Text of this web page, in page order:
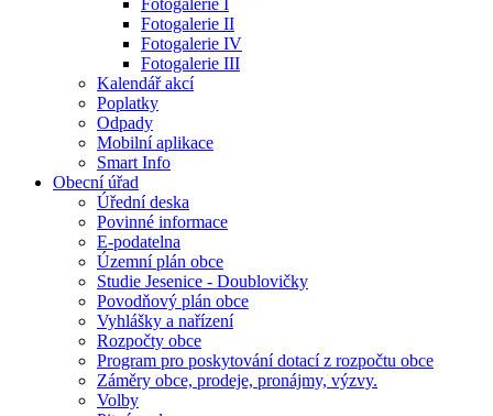
Fotogalerie I
Fotogalerie II
Fotogalerie IV
Fotogalerie III
Kalendář akcí
Poplatky
Odpady
Mobilní aplikace
Smart Info
Obecní úřad
Úřední deska
Povinné informace
E-podatelna
Územní plán obce
Studie Jesenice - Doublovičky
Povodňový plán obce
Vyhlášky a nařízení
Rozpočty obce
Program pro poskytování dotací z rozpočtu obce
Záměry obce, prodeje, pronájmy, výzvy.
Volby